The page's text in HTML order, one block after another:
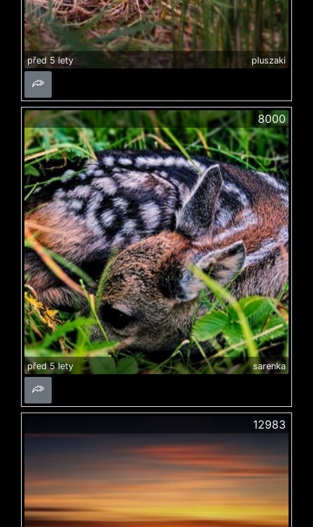
před 5 lety pluszaki
8000
před 5 lety sarenka
12983